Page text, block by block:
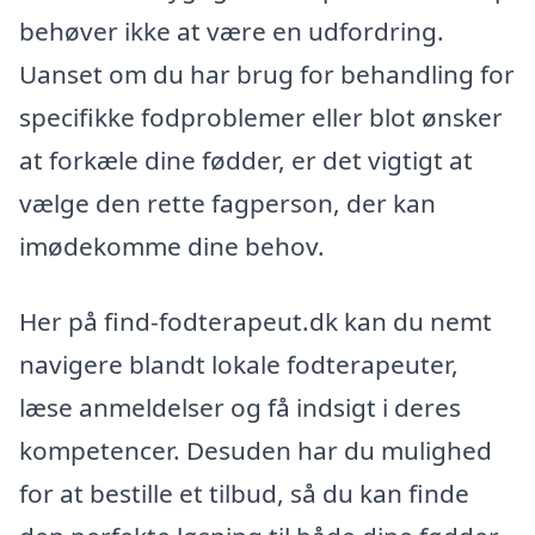
behøver ikke at være en udfordring.
Uanset om du har brug for behandling for
specifikke fodproblemer eller blot ønsker
at forkæle dine fødder, er det vigtigt at
vælge den rette fagperson, der kan
imødekomme dine behov.
Her på find-fodterapeut.dk kan du nemt
navigere blandt lokale fodterapeuter,
læse anmeldelser og få indsigt i deres
kompetencer. Desuden har du mulighed
for at bestille et tilbud, så du kan finde